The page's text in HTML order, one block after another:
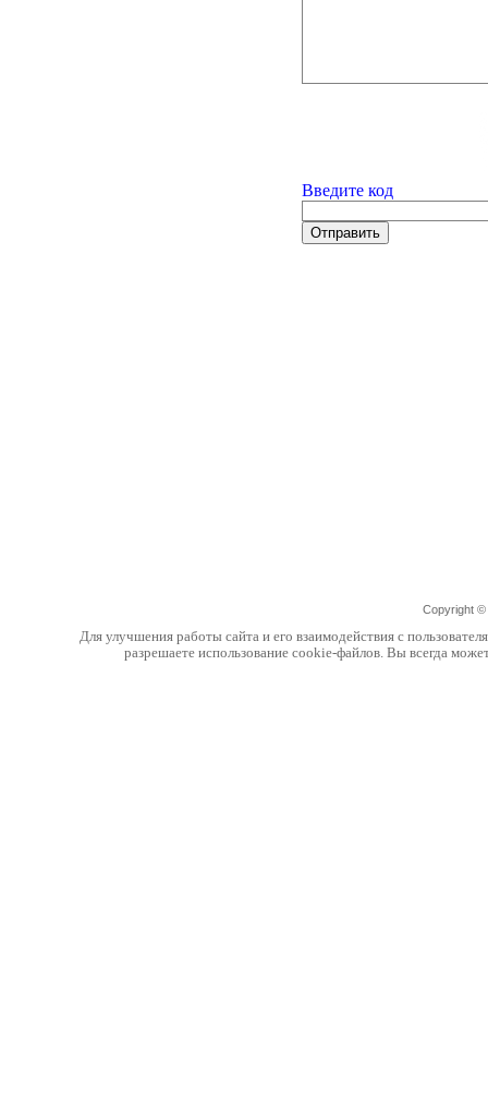
Введите код
Copyright ©
Для улучшения работы сайта и его взаимодействия с
разрешаете использование cookie-файлов. Вы всегда